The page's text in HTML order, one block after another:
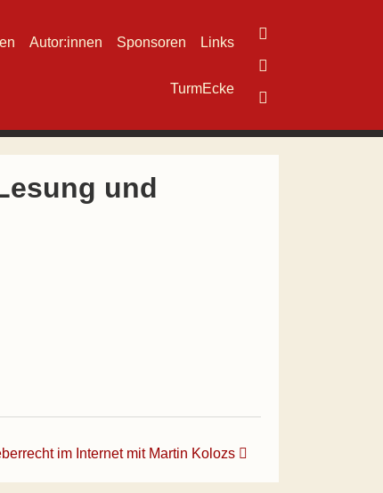
Autor:innen Sponsoren Links
TurmEcke
und
im Internet mit Martin Kolozs